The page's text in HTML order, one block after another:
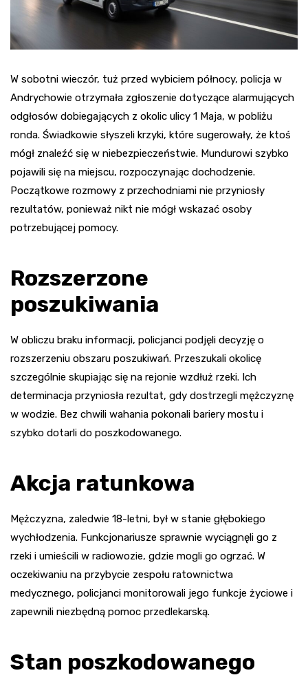
W sobotni wieczór, tuż przed wybiciem północy, policja w
Andrychowie otrzymała zgłoszenie dotyczące alarmujących
odgłosów dobiegających z okolic ulicy 1 Maja, w pobliżu
ronda. Świadkowie słyszeli krzyki, które sugerowały, że ktoś
mógł znaleźć się w niebezpieczeństwie. Mundurowi szybko
pojawili się na miejscu, rozpoczynając dochodzenie.
Początkowe rozmowy z przechodniami nie przyniosły
rezultatów, ponieważ nikt nie mógł wskazać osoby
potrzebującej pomocy.
Rozszerzone
poszukiwania
W obliczu braku informacji, policjanci podjęli decyzję o
rozszerzeniu obszaru poszukiwań. Przeszukali okolicę
szczególnie skupiając się na rejonie wzdłuż rzeki. Ich
determinacja przyniosła rezultat, gdy dostrzegli mężczyznę
w wodzie. Bez chwili wahania pokonali bariery mostu i
szybko dotarli do poszkodowanego.
Akcja ratunkowa
Mężczyzna, zaledwie 18-letni, był w stanie głębokiego
wychłodzenia. Funkcjonariusze sprawnie wyciągnęli go z
rzeki i umieścili w radiowozie, gdzie mogli go ogrzać. W
oczekiwaniu na przybycie zespołu ratownictwa
medycznego, policjanci monitorowali jego funkcje życiowe i
zapewnili niezbędną pomoc przedlekarską.
Stan poszkodowanego